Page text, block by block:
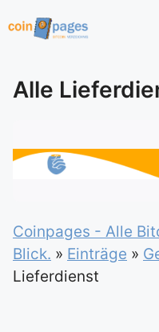
Inhalt
Alle
Coinpages - Alle
Blick. » Einträge »
Lieferdienst